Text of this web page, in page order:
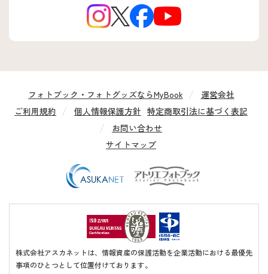
フォトブック・フォトグッズならMyBook
運営会社
ご利用規約
個人情報保護方針 特定商取引法に基づく表記
お問い合わせ
サイトマップ
株式会社アスカネットは、情報資産の保護活動を企業活動における最優先
事項のひとつとして位置付けております。